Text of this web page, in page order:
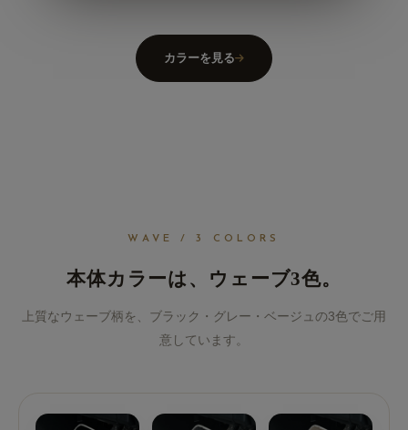
カラーを見る
WAVE / 3 COLORS
本体カラーは、ウェーブ3色。
上質なウェーブ柄を、ブラック・グレー・ベージュの3色でご用
意しています。